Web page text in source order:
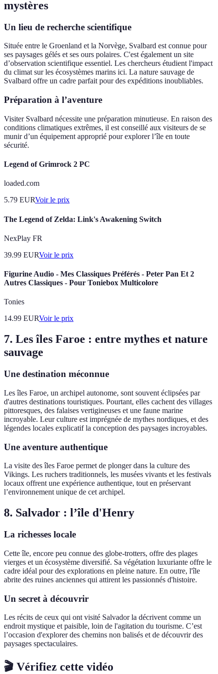
mystères
Un lieu de recherche scientifique
Située entre le Groenland et la Norvège, Svalbard est connue pour
ses paysages gélés et ses ours polaires. C'est également un site
d’observation scientifique essentiel. Les chercheurs étudient l'impact
du climat sur les écosystèmes marins ici. La nature sauvage de
Svalbard offre un cadre parfait pour des expéditions inoubliables.
Préparation à l’aventure
Visiter Svalbard nécessite une préparation minutieuse. En raison des
conditions climatiques extrêmes, il est conseillé aux visiteurs de se
munir d’un équipement approprié pour explorer l’île en toute
sécurité.
Legend of Grimrock 2 PC
loaded.com
5.79 EURVoir le prix
The Legend of Zelda: Link's Awakening Switch
NexPlay FR
39.99 EURVoir le prix
Figurine Audio - Mes Classiques Préférés - Peter Pan Et 2
Autres Classiques - Pour Toniebox Multicolore
Tonies
14.99 EURVoir le prix
7. Les îles Faroe : entre mythes et nature
sauvage
Une destination méconnue
Les îles Faroe, un archipel autonome, sont souvent éclipsées par
d'autres destinations touristiques. Pourtant, elles cachent des villages
pittoresques, des falaises vertigineuses et une faune marine
incroyable. Leur culture est imprégnée de mythes nordiques, et des
légendes locales explicatif la conception des paysages incroyables.
Une aventure authentique
La visite des îles Faroe permet de plonger dans la culture des
Vikings. Les ruchers traditionnels, les musées vivants et les festivals
locaux offrent une expérience authentique, tout en préservant
l’environnement unique de cet archipel.
8. Salvador : l’île d'Henry
La richesses locale
Cette île, encore peu connue des globe-trotters, offre des plages
vierges et un écosystème diversifié. Sa végétation luxuriante offre le
cadre idéal pour des explorations en pleine nature. En outre, l'île
abrite des ruines anciennes qui attirent les passionnés d'histoire.
Un secret à découvrir
Les récits de ceux qui ont visité Salvador la décrivent comme un
endroit mystique et paisible, loin de l'agitation du tourisme. C’est
l’occasion d'explorer des chemins non balisés et de découvrir des
paysages spectaculaires.
🎬 Vérifiez cette vidéo